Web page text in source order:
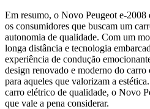
Em resumo, o Novo Peugeot e-2008
os consumidores que buscam um
autonomia de qualidade. Com um
longa distância e tecnologia
experiência de condução
design renovado e moderno do carro
para aqueles que valorizam a
carro elétrico de qualidade, o Novo
que vale a pena considerar.